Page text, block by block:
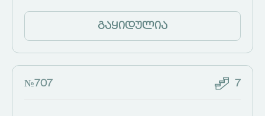
გაყიდულია
№707 7